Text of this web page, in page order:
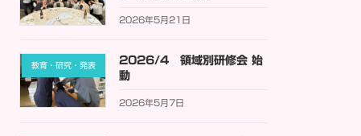
2026年5月21日
教育・研究・発表
2026/4 領域別研修会 始
動
2026年5月7日